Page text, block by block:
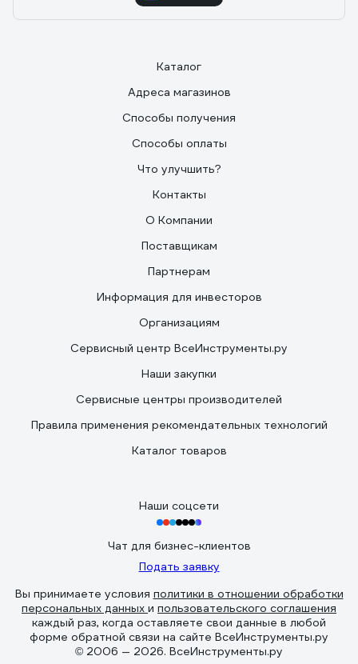
Каталог
Адреса магазинов
Способы получения
Способы оплаты
Что улучшить?
Контакты
О Компании
Поставщикам
Партнерам
Информация для инвесторов
Организациям
Сервисный центр ВсеИнструменты.ру
Наши закупки
Сервисные центры производителей
Правила применения рекомендательных технологий
Каталог товаров
Наши соцсети
Чат для бизнес-клиентов
Подать заявку
Вы принимаете условия политики в отношении обработки
персональных данных и пользовательского соглашения
каждый раз, когда оставляете свои данные в любой
форме обратной связи на сайте ВсеИнструменты.ру
© 2006 — 2026. ВсеИнструменты.ру